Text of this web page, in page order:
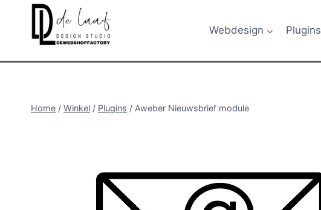
Doorgaan
inhoud
Webdesign Plugins
Home / Winkel / Plugins / Aweber Nieuwsbrief module